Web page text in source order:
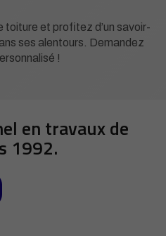
et profitez d’un savoir-
ses alentours. Demandez
!
en travaux de
1992.